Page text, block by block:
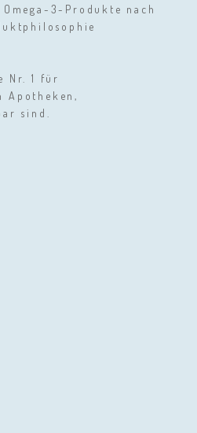
3-Produkte nach
Nr. 1 für
Apotheken,
sind.